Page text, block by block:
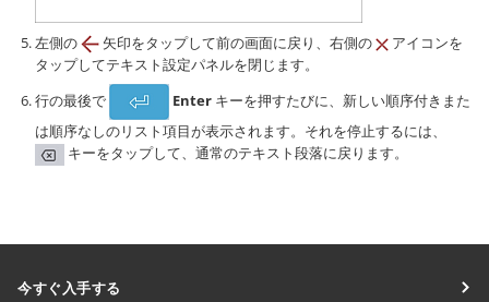
左側の 矢印をタップして前の画面に戻り、右側の
アイコンを
タップしてテキスト設定パネルを閉じます。
行の最後で
Enter キーを押すたびに、新しい順序付きまた
は順序なしのリスト項目が表示されます。それを停止するには、
キーをタップして、通常のテキスト段落に戻ります。
今すぐ入手する